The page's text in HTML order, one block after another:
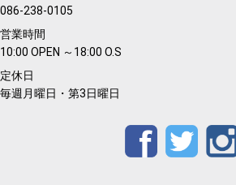
086-238-0105
営業時間
10:00 OPEN ～18:00 O.S
定休日
毎週月曜日・第3日曜日
FacebookTwitter